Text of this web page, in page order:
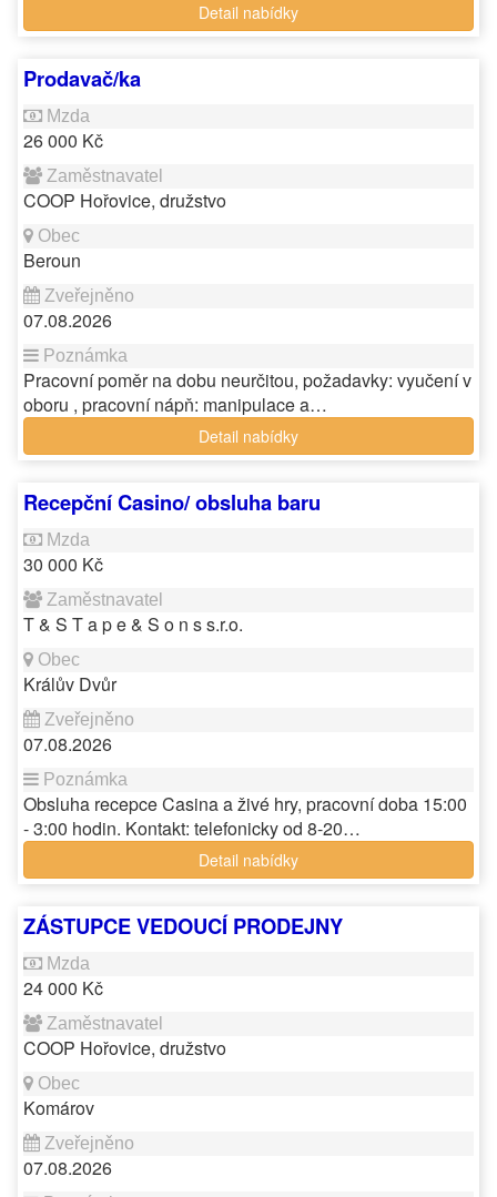
Detail nabídky
Prodavač/ka
26 000 Kč
COOP Hořovice, družstvo
Beroun
07.08.2026
Pracovní poměr na dobu neurčitou, požadavky: vyučení v
oboru , pracovní nápň: manipulace a…
Detail nabídky
Recepční Casino/ obsluha baru
30 000 Kč
T & S T a p e & S o n s s.r.o.
Králův Dvůr
07.08.2026
Obsluha recepce Casina a živé hry, pracovní doba 15:00
- 3:00 hodin. Kontakt: telefonicky od 8-20…
Detail nabídky
ZÁSTUPCE VEDOUCÍ PRODEJNY
24 000 Kč
COOP Hořovice, družstvo
Komárov
07.08.2026